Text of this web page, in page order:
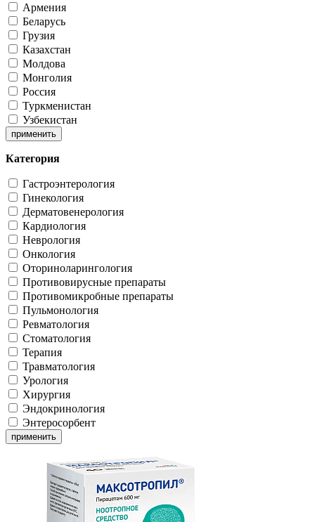
Армения
Беларусь
Грузия
Казахстан
Молдова
Монголия
Россия
Туркменистан
Узбекистан
применить
Категория
Гастроэнтерология
Гинекология
Дерматовенерология
Кардиология
Неврология
Онкология
Оториноларингология
Противовирусные препараты
Противомикробные препараты
Пульмонология
Ревматология
Стоматология
Терапия
Травматология
Урология
Хирургия
Эндокринология
Энтеросорбент
применить